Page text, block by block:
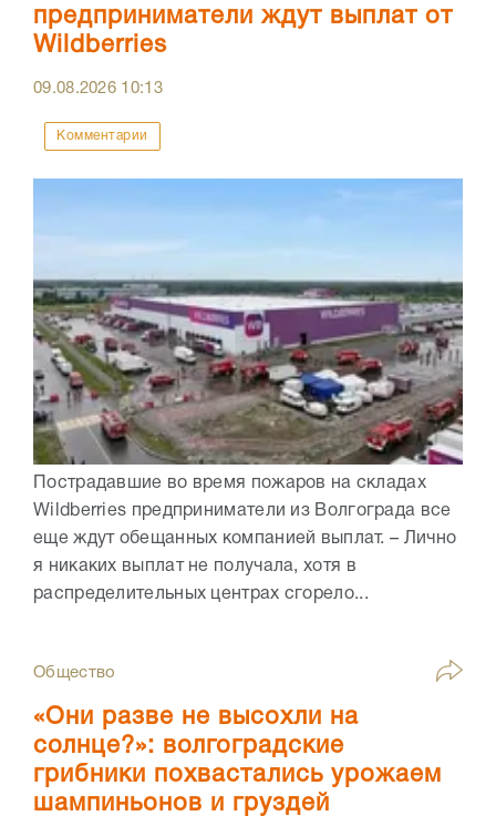
предприниматели ждут выплат от
Wildberries
09.08.2026 10:13
Комментарии
Пострадавшие во время пожаров на складах
Wildberries предприниматели из Волгограда все
еще ждут обещанных компанией выплат. – Лично
я никаких выплат не получала, хотя в
распределительных центрах сгорело...
Общество
«Они разве не высохли на
солнце?»: волгоградские
грибники похвастались урожаем
шампиньонов и груздей